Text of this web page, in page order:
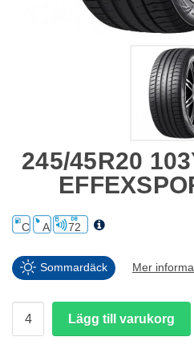
245/45R20
C A 72
Sommardäck Mer